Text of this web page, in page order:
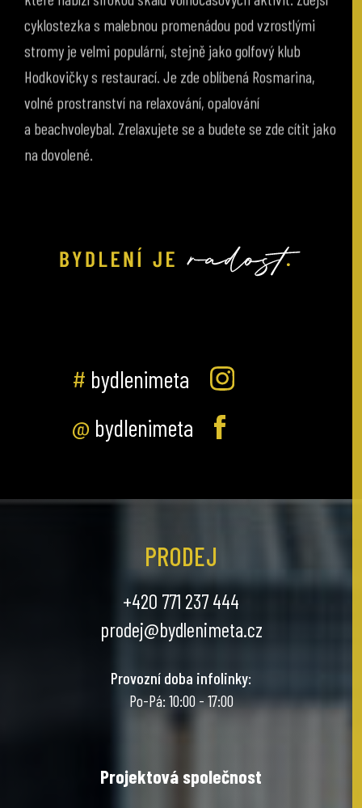
cyklostezka s malebnou promenádou pod vzrostlými
stromy je velmi populární, stejně jako golfový klub
Hodkovičky s restaurací. Je zde oblíbená Rosmarina,
volné prostranství na relaxování, opalování
a beachvoleybal. Zrelaxujete se a budete se zde cítit jako
na dovolené.
# bydlenimeta
@ bydlenimeta
PRODEJ
+420 771 237 444
prodej@bydlenimeta.cz
Provozní doba infolinky:
Po-Pá: 10:00 - 17:00
Projektová společnost